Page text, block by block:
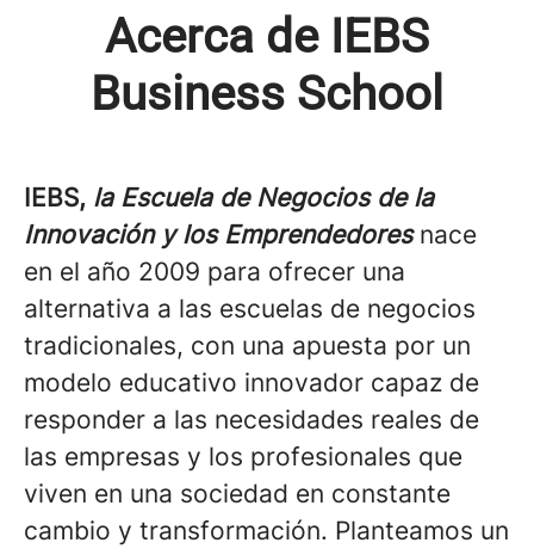
Acerca de IEBS
Business School
IEBS, la Escuela de Negocios de la
Innovación y los Emprendedoresnace
en el año 2009 para ofrecer una
alternativa a las escuelas de negocios
tradicionales, con una apuesta por un
modelo educativo innovador capaz de
responder a las necesidades reales de
las empresas y los profesionales que
viven en una sociedad en constante
cambio y transformación. Planteamos un